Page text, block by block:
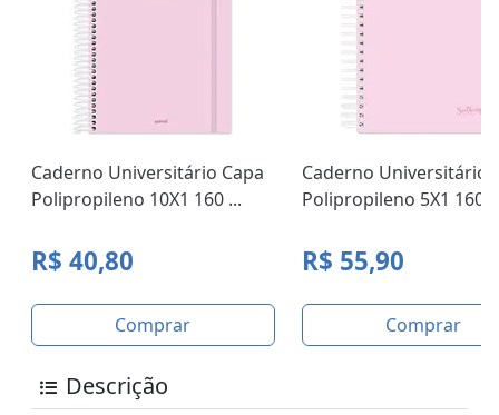
Caderno Universitário Capa
Polipropileno 10X1 160 ...
R$ 40,80
Comprar
Caderno Universitário
Polipropileno 5X1 160
R$ 55,90
Comprar
Descrição